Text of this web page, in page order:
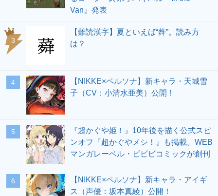
Van』発表
3
【難読漢字】夏といえば“蕣”。読み方
は？
4
【NIKKE×ペルソナ】新キャラ・天城雪
子（CV：小清水亜美）公開！
5
『超かぐや姫！』10年後を描く公式スピ
ンオフ『超かぐやメシ！』も掲載。WEB
マンガレーベル・ビビビコミックが創刊
6
【NIKKE×ペルソナ】新キャラ・アイギ
ス（声優：坂本真綾）公開！